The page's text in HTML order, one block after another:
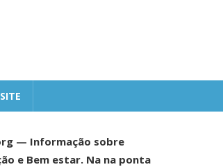
— Informação sobre
e Bem estar. Na na ponta